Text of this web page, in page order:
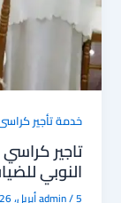
خدمة تأجير
تاجير
النوبي للضيافة
admin/5 أبريل، 2026